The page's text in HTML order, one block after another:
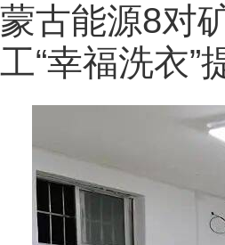
蒙古能源8对
工“幸福洗衣”